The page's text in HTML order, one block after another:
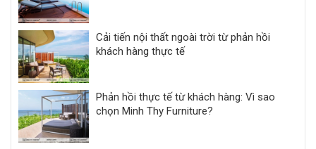
Cải tiến nội thất ngoài trời từ phản hồi
khách hàng thực tế
Phản hồi thực tế từ khách hàng: Vì sao
chọn Minh Thy Furniture?